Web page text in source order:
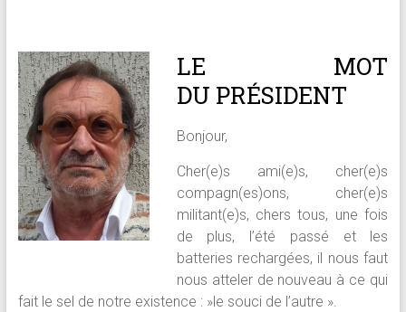
LE MOT
DU PRÉSIDENT
Bonjour,
Cher(e)s ami(e)s, cher(e)s
compagn(es)ons, cher(e)s
militant(e)s, chers tous, une fois
de plus, l’été passé et les
batteries rechargées, il nous faut
nous atteler de nouveau à ce qui
fait le sel de notre existence : »le souci de l’autre ».